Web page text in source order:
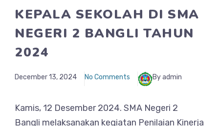
KEPALA SEKOLAH DI SMA
NEGERI 2 BANGLI TAHUN
2024
December 13, 2024 No Comments By admin
Kamis, 12 Desember 2024. SMA Negeri 2
Bangli melaksanakan kegiatan Penilaian Kinerja